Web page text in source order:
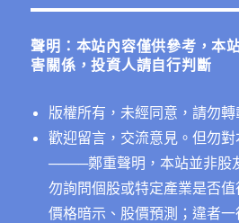
鍵
聲明：本站內容僅供參考，本
害關係，投資人請自行判斷
版權所有，未經同意，請勿轉
歡迎留言，交流意見。但勿
────鄭重聲明，本站並非股
勿詢問個股或特定產業是否值
價格暗示、股價預測；違者一